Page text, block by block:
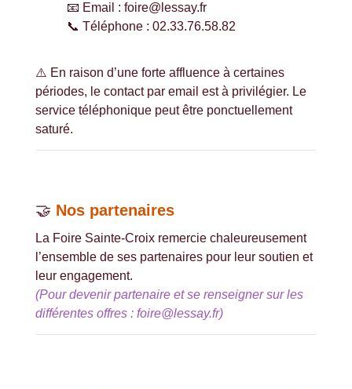
📧 Email : foire@lessay.fr
📞 Téléphone : 02.33.76.58.82
⚠️ En raison d’une forte affluence à certaines
périodes, le contact par email est à privilégier. Le
service téléphonique peut être ponctuellement
saturé.
🤝 Nos partenaires
La Foire Sainte-Croix remercie chaleureusement
l’ensemble de ses partenaires pour leur soutien et
leur engagement.
(Pour devenir partenaire et se renseigner sur les
différentes offres : foire@lessay.fr)